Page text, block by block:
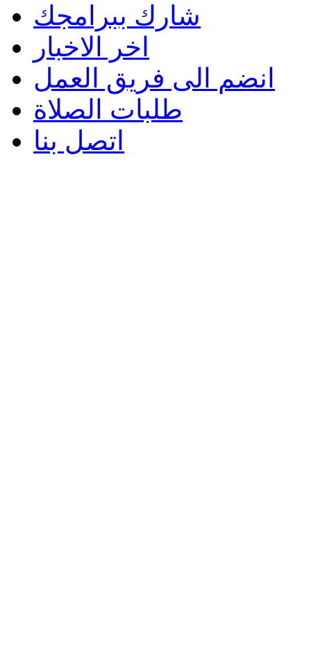
شارك ببرامجك
اخر الاخبار
انضم الى فريق العمل
طلبات الصلاة
اتصل بنا